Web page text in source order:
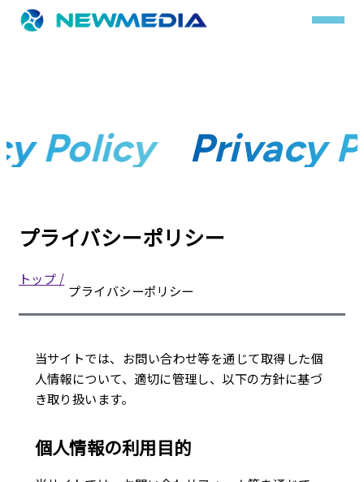
サービス一覧
企業理念
Policy Privacy
プライバシーポリシー
トップ /
プライバシーポリシー
当サイトでは、お問い合わせ等を通じて取得した個
人情報について、適切に管理し、以下の方針に基づ
き取り扱います。
個人情報の利用目的